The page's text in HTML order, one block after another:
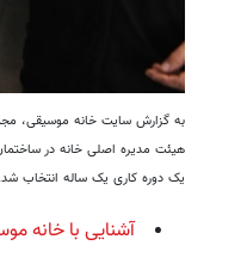
هیئت مدیره اصلی خانه در
یک دوره کاری یک ساله انتخاب شد.
آشنایی با خانه